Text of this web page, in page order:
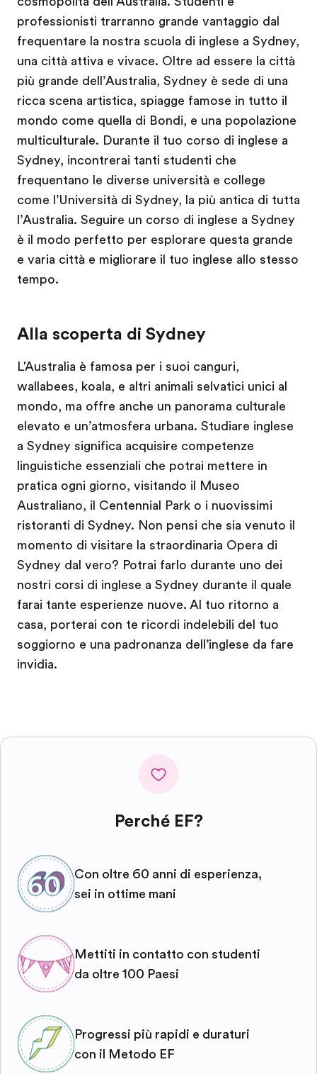
professionisti trarranno grande vantaggio dal
frequentare la nostra scuola di inglese a Sydney,
una città attiva e vivace. Oltre ad essere la città
più grande dell’Australia, Sydney è sede di una
ricca scena artistica, spiagge famose in tutto il
mondo come quella di Bondi, e una popolazione
multiculturale. Durante il tuo corso di inglese a
Sydney, incontrerai tanti studenti che
frequentano le diverse università e college
come l’Università di Sydney, la più antica di tutta
l’Australia. Seguire un corso di inglese a Sydney
è il modo perfetto per esplorare questa grande
e varia città e migliorare il tuo inglese allo stesso
tempo.
Alla scoperta di Sydney
L'Australia è famosa per i suoi canguri,
wallabees, koala, e altri animali selvatici unici al
mondo, ma offre anche un panorama culturale
elevato e un’atmosfera urbana. Studiare inglese
a Sydney significa acquisire competenze
linguistiche essenziali che potrai mettere in
pratica ogni giorno, visitando il Museo
Australiano, il Centennial Park o i nuovissimi
ristoranti di Sydney. Non pensi che sia venuto il
momento di visitare la straordinaria Opera di
Sydney dal vero? Potrai farlo durante uno dei
nostri corsi di inglese a Sydney durante il quale
farai tante esperienze nuove. Al tuo ritorno a
casa, porterai con te ricordi indelebili del tuo
soggiorno e una padronanza dell’inglese da fare
invidia.
Perché EF?
Con oltre 60 anni di esperienza,
sei in ottime mani
Mettiti in contatto con studenti
da oltre 100 Paesi
Progressi più rapidi e duraturi
con il Metodo EF